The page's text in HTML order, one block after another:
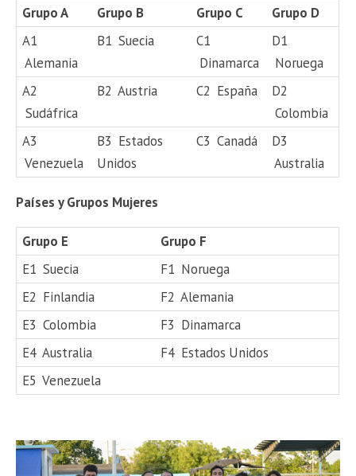
Grupo A Grupo B Grupo C
Grupo D
A1
Alemania
B1 Suecia
C1
Dinamarca
D1
Noruega
A2
Sudáfrica
B2 Austria C2 España
D2
Colombia
A3
Venezuela
B3 Estados
Unidos
C3 Canadá
D3
Australia
Países y Grupos Mujeres
Grupo E
Grupo F
E1 Suecia F1 Noruega
E2 Finlandia F2 Alemania
E3 Colombia F3 Dinamarca
E4 Australia F4 Estados Unidos
E5 Venezuela